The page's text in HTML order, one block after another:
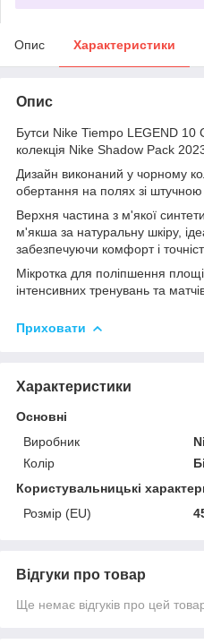
Опис Характеристики
Опис
Бутси Nike Tiempo LEGEND
колекція Nike Shadow Pack
Дизайн виконаний у чорному
обертання на полях зі штучною
Верхня частина з м'якої
м'якша за натуральну шкіру,
забезпечуючи комфорт і
Мікротка для поліпшення
інтенсивних тренувань та
Приховати
Характеристики
Основні
Виробник
Колір
Користувальницькі
Розмір (EU)
Відгуки про товар
Ще немає відгуків про цей